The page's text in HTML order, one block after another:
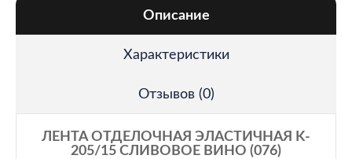
Описание
Характеристики
Отзывов (0)
ЛЕНТА ОТДЕЛОЧНАЯ ЭЛАСТИЧНАЯ K-
205/15 СЛИВОВОЕ ВИНО (076)